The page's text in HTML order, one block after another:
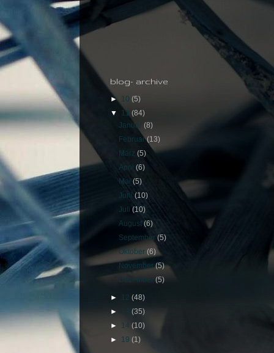
blog- archive
► 10 (5)
▼ 11 (84)
Januar(8)
Februar(13)
März(5)
April(6)
Mai(5)
Juni(10)
Juli(10)
August(6)
September(5)
Oktober(6)
November(5)
Dezember(5)
► 12 (48)
►
(35)
► 14 (10)
► 19 (1)